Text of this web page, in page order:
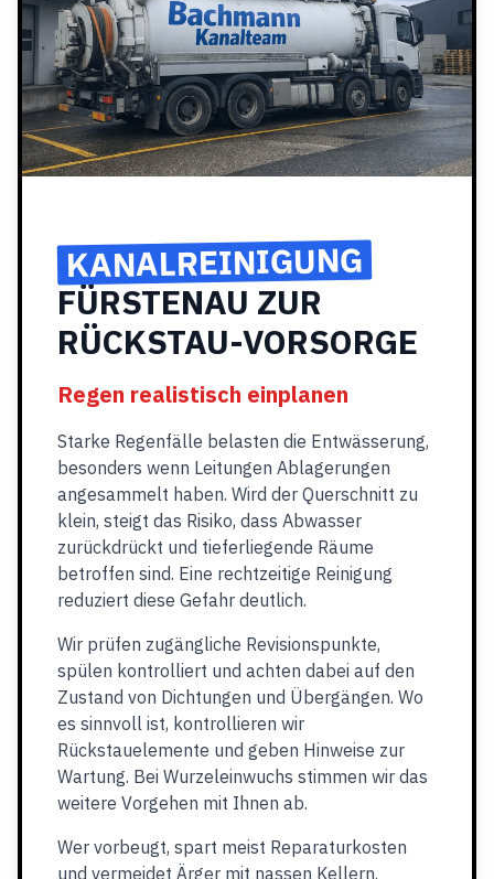
KANALREINIGUNG
FÜRSTENAU ZUR
RÜCKSTAU-VORSORGE
Regen realistisch einplanen
Starke Regenfälle belasten die Entwässerung,
besonders wenn Leitungen Ablagerungen
angesammelt haben. Wird der Querschnitt zu
klein, steigt das Risiko, dass Abwasser
zurückdrückt und tieferliegende Räume
betroffen sind. Eine rechtzeitige Reinigung
reduziert diese Gefahr deutlich.
Wir prüfen zugängliche Revisionspunkte,
spülen kontrolliert und achten dabei auf den
Zustand von Dichtungen und Übergängen. Wo
es sinnvoll ist, kontrollieren wir
Rückstauelemente und geben Hinweise zur
Wartung. Bei Wurzeleinwuchs stimmen wir das
weitere Vorgehen mit Ihnen ab.
Wer vorbeugt, spart meist Reparaturkosten
und vermeidet Ärger mit nassen Kellern.